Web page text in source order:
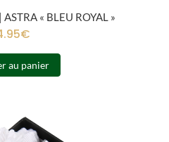
« BLEU ROYAL »
€
au panier